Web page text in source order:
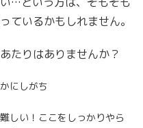
ているかもしれません。
たりはありませんか？
にしがち
しい！ここをしっかりやら